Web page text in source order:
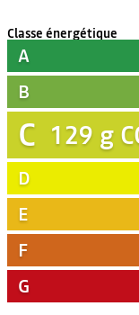
Classe énergétique
A
B
C 129 g
D
E
F
G